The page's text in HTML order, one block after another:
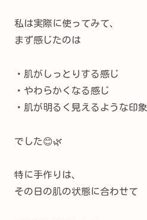
私は実際に使ってみて、
まず感じたのは
・肌がしっとりする感じ
・やわらかくなる感じ
・肌が明るく見えるような印象
でした😊🌿
特に手作りは、
その日の肌の状態に合わせて